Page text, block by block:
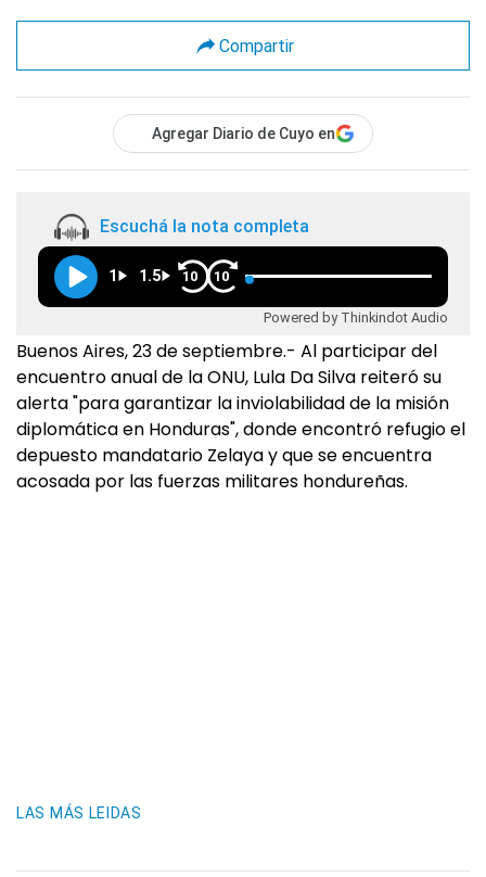
Compartir
Agregar Diario de Cuyo en
Escuchá la nota completa
1 1.5 10 10
Powered by Thinkindot Audio
Buenos Aires, 23 de septiembre.- Al participar del
encuentro anual de la ONU, Lula Da Silva reiteró su
alerta "para garantizar la inviolabilidad de la misión
diplomática en Honduras", donde encontró refugio el
depuesto mandatario Zelaya y que se encuentra
acosada por las fuerzas militares hondureñas.
LAS MÁS LEIDAS